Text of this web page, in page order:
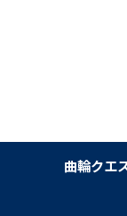
曲輪クエ